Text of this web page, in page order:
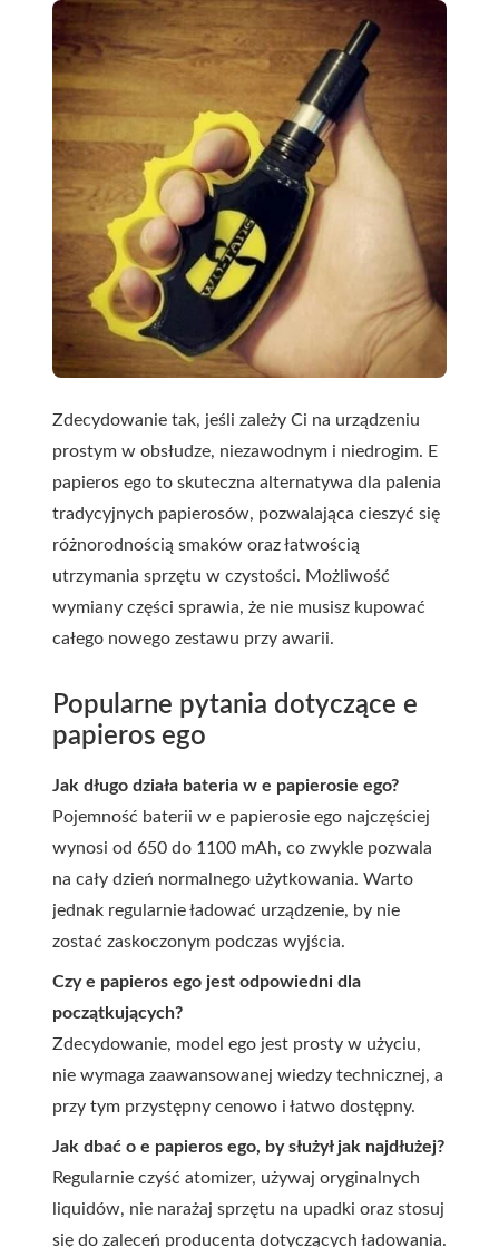
Zdecydowanie tak, jeśli zależy Ci na urządzeniu
prostym w obsłudze, niezawodnym i niedrogim. E
papieros ego to skuteczna alternatywa dla palenia
tradycyjnych papierosów, pozwalająca cieszyć się
różnorodnością smaków oraz łatwością
utrzymania sprzętu w czystości. Możliwość
wymiany części sprawia, że nie musisz kupować
całego nowego zestawu przy awarii.
Popularne pytania dotyczące e
papieros ego
Jak długo działa bateria w e papierosie ego?
Pojemność baterii w e papierosie ego najczęściej
wynosi od 650 do 1100 mAh, co zwykle pozwala
na cały dzień normalnego użytkowania. Warto
jednak regularnie ładować urządzenie, by nie
zostać zaskoczonym podczas wyjścia.
Czy e papieros ego jest odpowiedni dla
początkujących?
Zdecydowanie, model ego jest prosty w użyciu,
nie wymaga zaawansowanej wiedzy technicznej, a
przy tym przystępny cenowo i łatwo dostępny.
Jak dbać o e papieros ego, by służył jak najdłużej?
Regularnie czyść atomizer, używaj oryginalnych
liquidów, nie narażaj sprzętu na upadki oraz stosuj
się do zaleceń producenta dotyczących ładowania.